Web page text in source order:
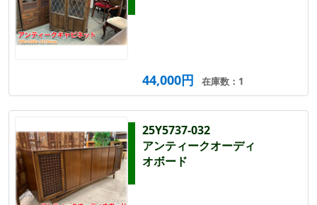
44,000円 在庫数：1
25Y5737-032
アンティークオーディ
オボード